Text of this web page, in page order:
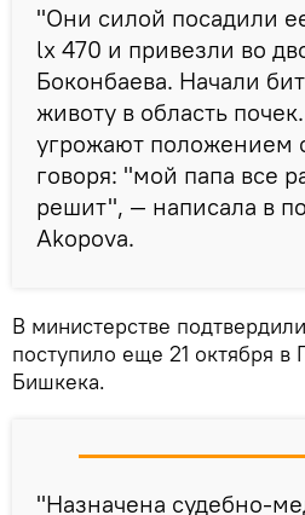
"Они силой посадили
lx 470 и привезли во
Боконбаева. Начали
животу в область
угрожают положением
говоря: "мой папа все
решит", — написала в
Akopova.
В министерстве
поступило еще 21 октября
Бишкека.
"Назначена судебно-